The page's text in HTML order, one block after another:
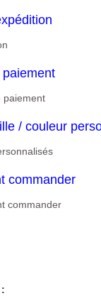
/ couleur
commander